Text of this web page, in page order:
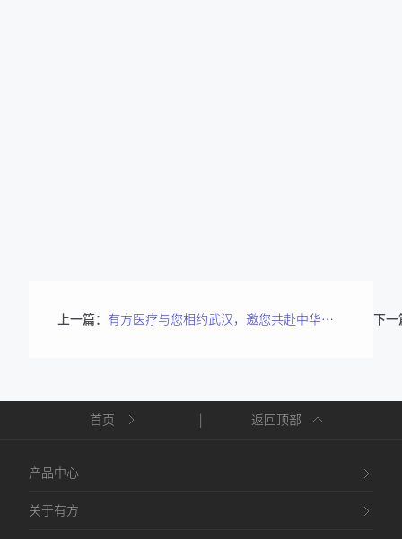
上一篇： 有方医疗与您相约武汉，邀您共赴中华口腔医学会第16次民营年会 下一
首页 返回顶部
产品中心
关于有方